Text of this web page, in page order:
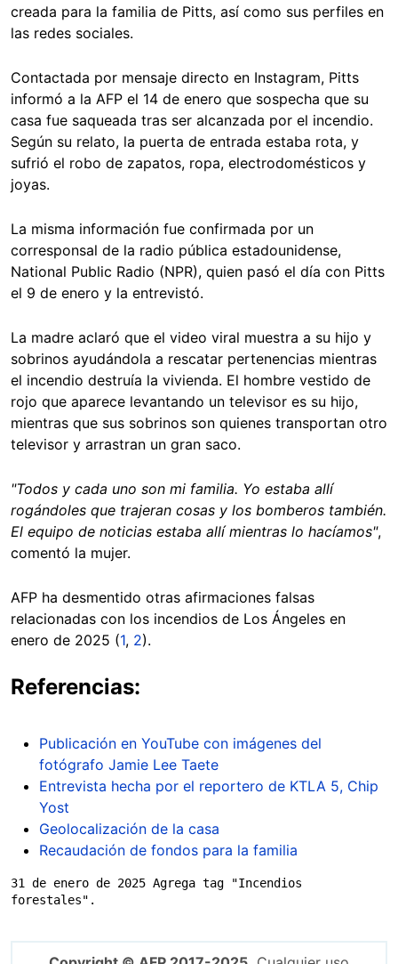
creada para la familia de Pitts, así como sus perfiles en
las redes sociales.
Contactada por mensaje directo en Instagram, Pitts
informó a la AFP el 14 de enero que sospecha que su
casa fue saqueada tras ser alcanzada por el incendio.
Según su relato, la puerta de entrada estaba rota, y
sufrió el robo de zapatos, ropa, electrodomésticos y
joyas.
La misma información fue confirmada por un
corresponsal de la radio pública estadounidense,
National Public Radio (NPR), quien pasó el día con Pitts
el 9 de enero y la entrevistó.
La madre aclaró que el video viral muestra a su hijo y
sobrinos ayudándola a rescatar pertenencias mientras
el incendio destruía la vivienda. El hombre vestido de
rojo que aparece levantando un televisor es su hijo,
mientras que sus sobrinos son quienes transportan otro
televisor y arrastran un gran saco.
"Todos y cada uno son mi familia. Yo estaba allí
rogándoles que trajeran cosas y los bomberos también.
El equipo de noticias estaba allí mientras lo hacíamos",
comentó la mujer.
AFP ha desmentido otras afirmaciones falsas
relacionadas con los incendios de Los Ángeles en
enero de 2025 (1, 2).
Referencias:
Publicación en YouTube con imágenes del
fotógrafo Jamie Lee Taete
Entrevista hecha por el reportero de KTLA 5, Chip
Yost
Geolocalización de la casa
Recaudación de fondos para la familia
31 de enero de 2025 Agrega tag "Incendios
forestales".